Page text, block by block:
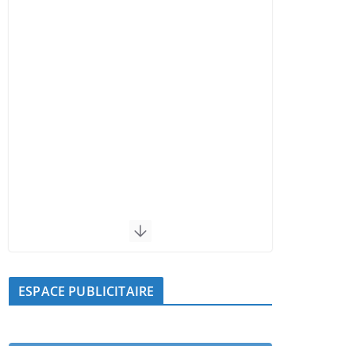
ESPACE PUBLICITAIRE